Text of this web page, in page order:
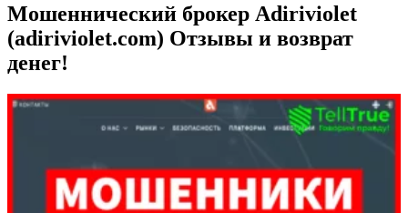
Мошеннический брокер Adiriviolet
(adiriviolet.com) Отзывы и возврат
денег!